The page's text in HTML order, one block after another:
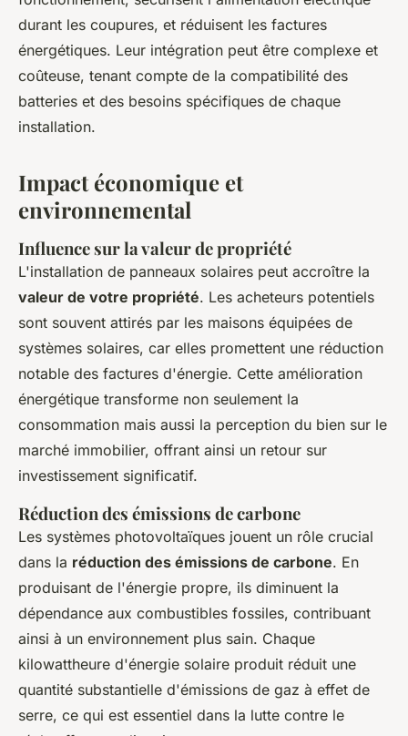
durant les coupures, et réduisent les factures
énergétiques. Leur intégration peut être complexe et
coûteuse, tenant compte de la compatibilité des
batteries et des besoins spécifiques de chaque
installation.
Impact économique et
environnemental
Influence sur la valeur de propriété
L'installation de panneaux solaires peut accroître la
valeur de votre propriété. Les acheteurs potentiels
sont souvent attirés par les maisons équipées de
systèmes solaires, car elles promettent une réduction
notable des factures d'énergie. Cette amélioration
énergétique transforme non seulement la
consommation mais aussi la perception du bien sur le
marché immobilier, offrant ainsi un retour sur
investissement significatif.
Réduction des émissions de carbone
Les systèmes photovoltaïques jouent un rôle crucial
dans la réduction des émissions de carbone. En
produisant de l'énergie propre, ils diminuent la
dépendance aux combustibles fossiles, contribuant
ainsi à un environnement plus sain. Chaque
kilowattheure d'énergie solaire produit réduit une
quantité substantielle d'émissions de gaz à effet de
serre, ce qui est essentiel dans la lutte contre le